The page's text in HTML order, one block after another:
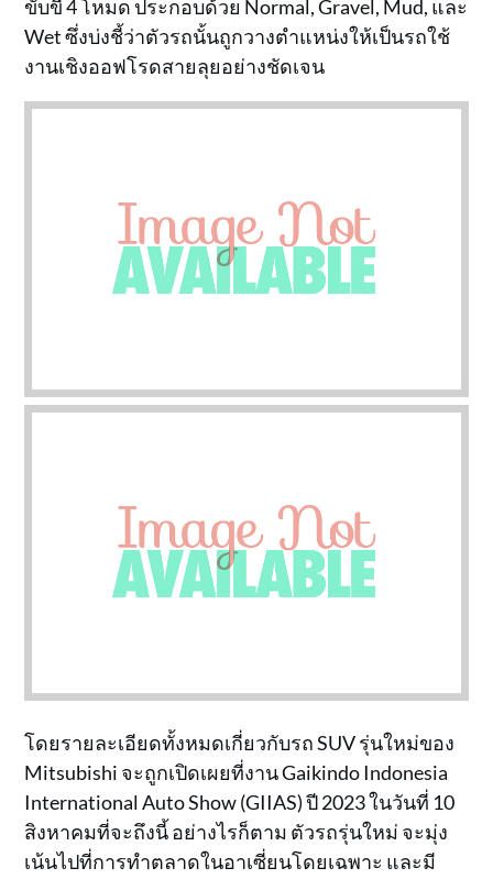
ขับขี่ 4 โหมด ประกอบด้วย Normal, Gravel, Mud, และ
Wet ซึ่งบ่งชี้ว่าตัวรถนั้นถูกวางตำแหน่งให้เป็นรถใช้
งานเชิงออฟโรดสายลุยอย่างชัดเจน
โดยรายละเอียดทั้งหมดเกี่ยวกับรถ SUV รุ่นใหม่ของ
Mitsubishi จะถูกเปิดเผยที่งาน Gaikindo Indonesia
International Auto Show (GIIAS) ปี 2023 ในวันที่ 10
สิงหาคมที่จะถึงนี้ อย่างไรก็ตาม ตัวรถรุ่นใหม่ จะมุ่ง
เน้นไปที่การทำตลาดในอาเซี่ยนโดยเฉพาะ และมี